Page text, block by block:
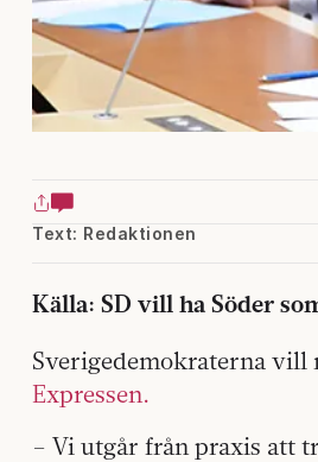
Text: Redaktionen
Källa: SD vill ha Söder
Sverigedemokraterna vill
Expressen.
– Vi utgår från praxis att